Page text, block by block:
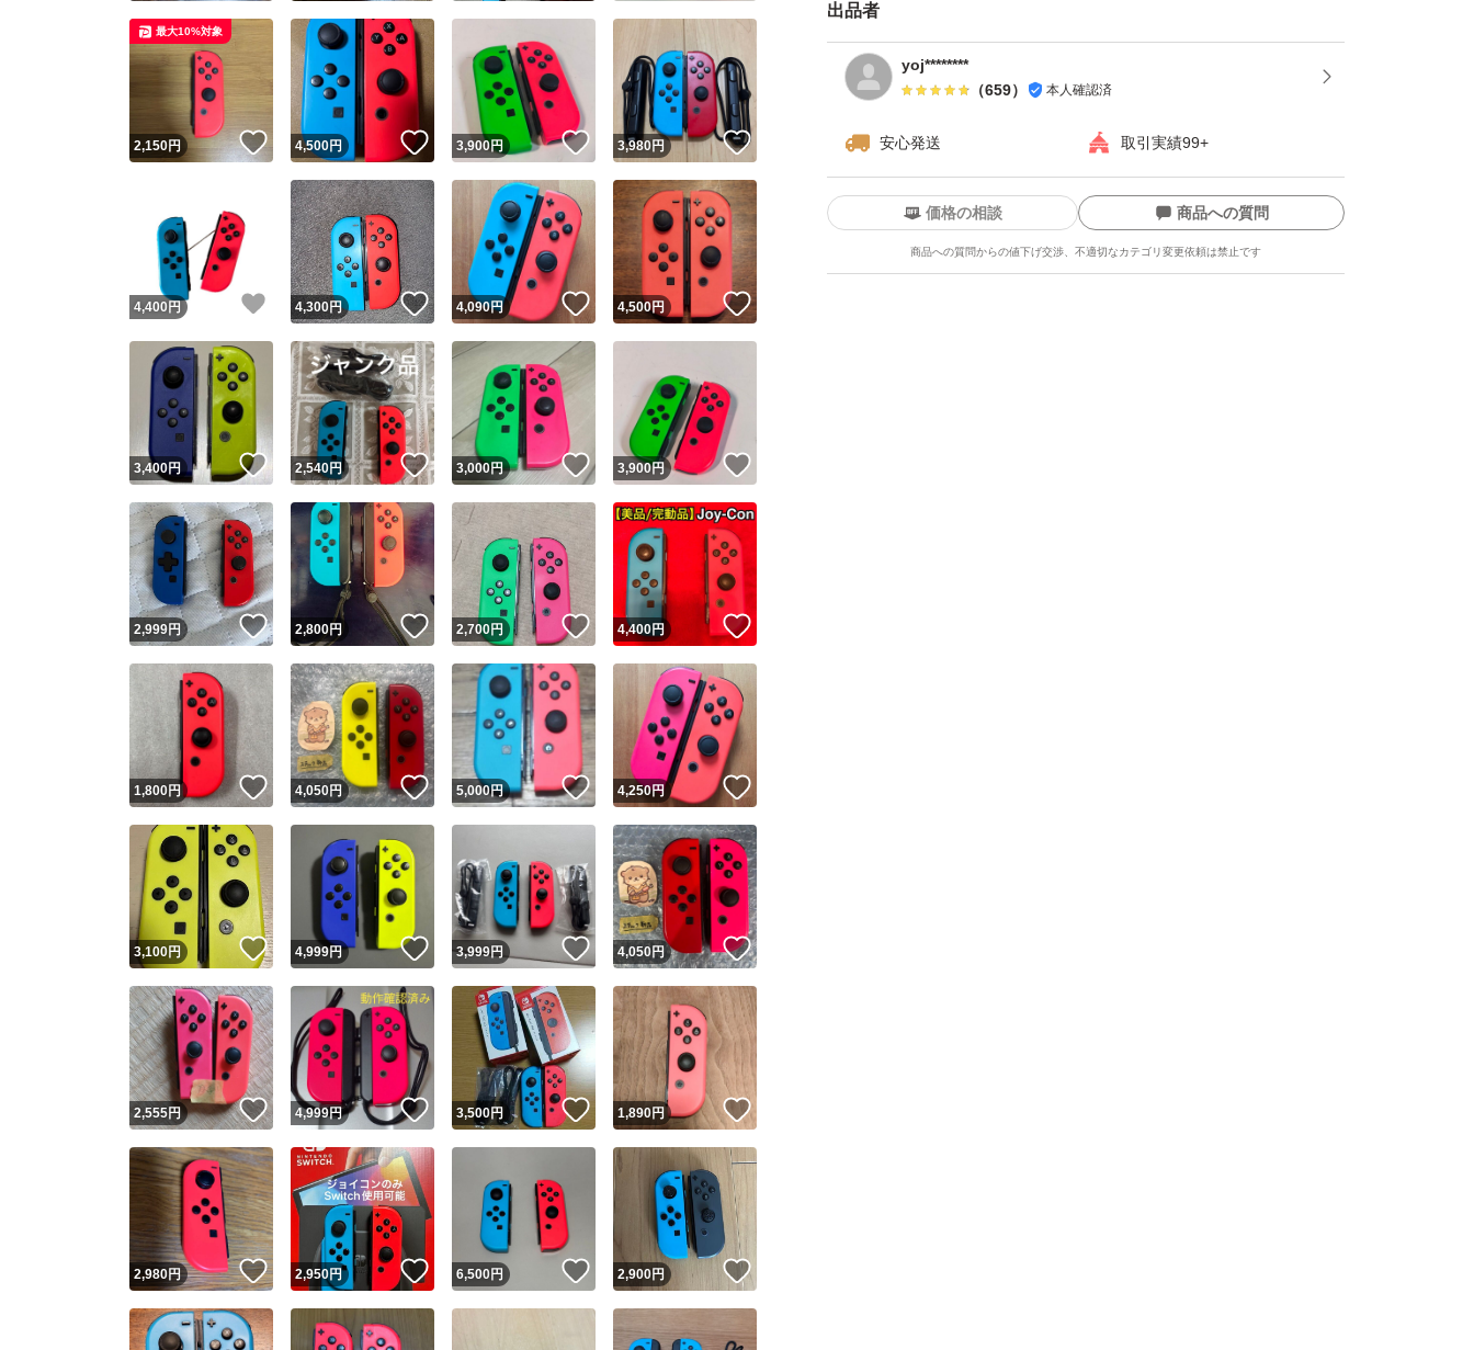
出品者
yoj********
（659） 本人確認済
安心発送 取引実績99+
ユーザーの実績について
Yahoo!フリマが定めた一定の基準を満たしたユーザーにバッジを付与しています
安心取引出品者
安心取引出品者 Yahoo!フリマの基準をクリアした安心・安全なユーザーです
取引実績
取引実績◯+ このユーザーはYahoo!フリマの取引を完了させた実績があります
他フリマ実績◯+ このユーザーは他フリマサービスでの取引実績があります
スピード&安心発送
※このバッジは実績に基づく表示であり、発送を保証しているものではありません
スピード＆安心発送
このユーザーは高頻度で24時間以内＆設定した発送日数内に発送してい
ます
スピード発送 このユーザーは高頻度で24時間以内に発送しています
安心発送 このユーザーは設定した発送日数内に発送しています
価格の相談 商品への質問
商品への質問からの値下げ交渉、不適切なカテゴリ変更依頼は禁止です
この商品の情報をコピーします
商品画像の無断転載は禁止されています
コピーは
1商品につき1回です
出品ページへ
キャンセル
2,150円 いいね！
最大10%対象
4,500円 いいね！
3,900円 いいね！
3,980円
4,400 円 いいね！
4,300円 いいね！
4,090円 いいね！
4,500円 いいね！
3,400円 いいね！
2,540円 いいね！
3,000円 いいね！
3,900円
2,999円 いいね！
2,800円 いいね！
2,700円 いいね！
4,400円
1,800円 いいね！
4,050円 いいね！
5,000円 いいね！
4,250円
3,100円 いいね！
4,999円 いいね！
3,999円 いいね！
4,050円 いいね！
2,555円 いいね！
4,999円 いいね！
3,500円 いいね！
1,890円
2,980円 いいね！
2,950円 いいね！
6,500円 いいね！
2,900円